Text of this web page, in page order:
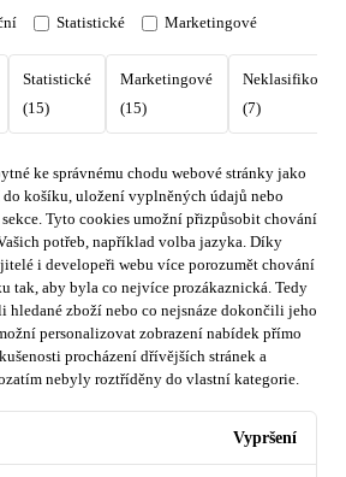
Statistické Marketingové
Statistické
(15)
Marketingové
(15)
(7)
ke správnému chodu webové stránky jako
košíku, uložení vyplněných údajů nebo
Tyto cookies umožní přizpůsobit chování
potřeb, například volba jazyka. Díky
i developeři webu více porozumět chování
tak, aby byla co nejvíce prozákaznická. Tedy
hledané zboží nebo co nejsnáze dokončili jeho
personalizovat zobrazení nabídek přímo
procházení dřívějších stránek a
nebyly roztříděny do vlastní kategorie.
Vypršení